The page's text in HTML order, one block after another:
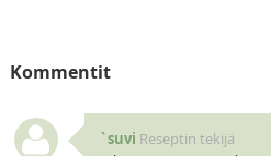
Kommentit
`suvi Reseptin tekijä